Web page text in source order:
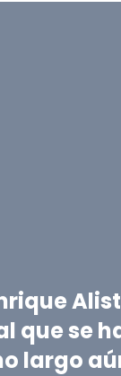
que se
largo